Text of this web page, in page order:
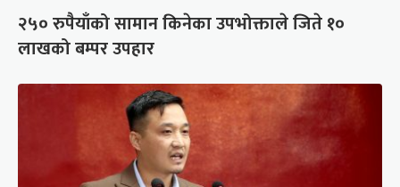
२५० रुपैयाँको सामान किनेका उपभोक्ताले जिते १०
लाखको बम्पर उपहार